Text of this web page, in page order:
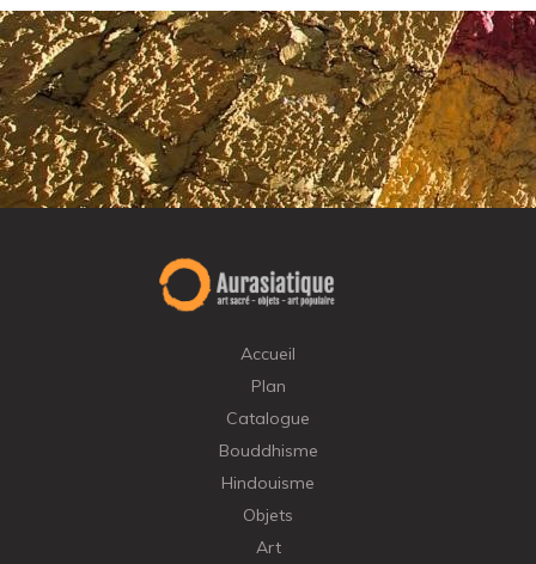
Accueil
Plan
Catalogue
Bouddhisme
Hindouisme
Objets
Art